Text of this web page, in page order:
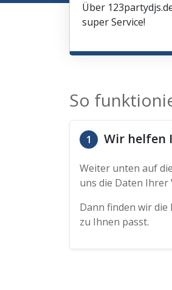
Über
super Service!
So
1 Wir helfen
Weiter unten auf
uns die Daten Ihrer
Dann finden wir die
zu Ihnen passt.